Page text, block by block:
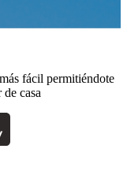
fácil permitiéndote
casa